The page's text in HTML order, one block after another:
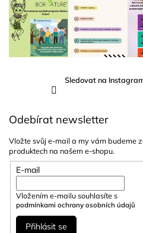
Sledovat na
Odebírat newsletter
Vložte svůj e-mail a my vám budeme
produktech na našem e-shopu.
E-mail
Vložením e-mailu souhlasíte s
podmínkami ochrany osobních údajů
Přihlásit se